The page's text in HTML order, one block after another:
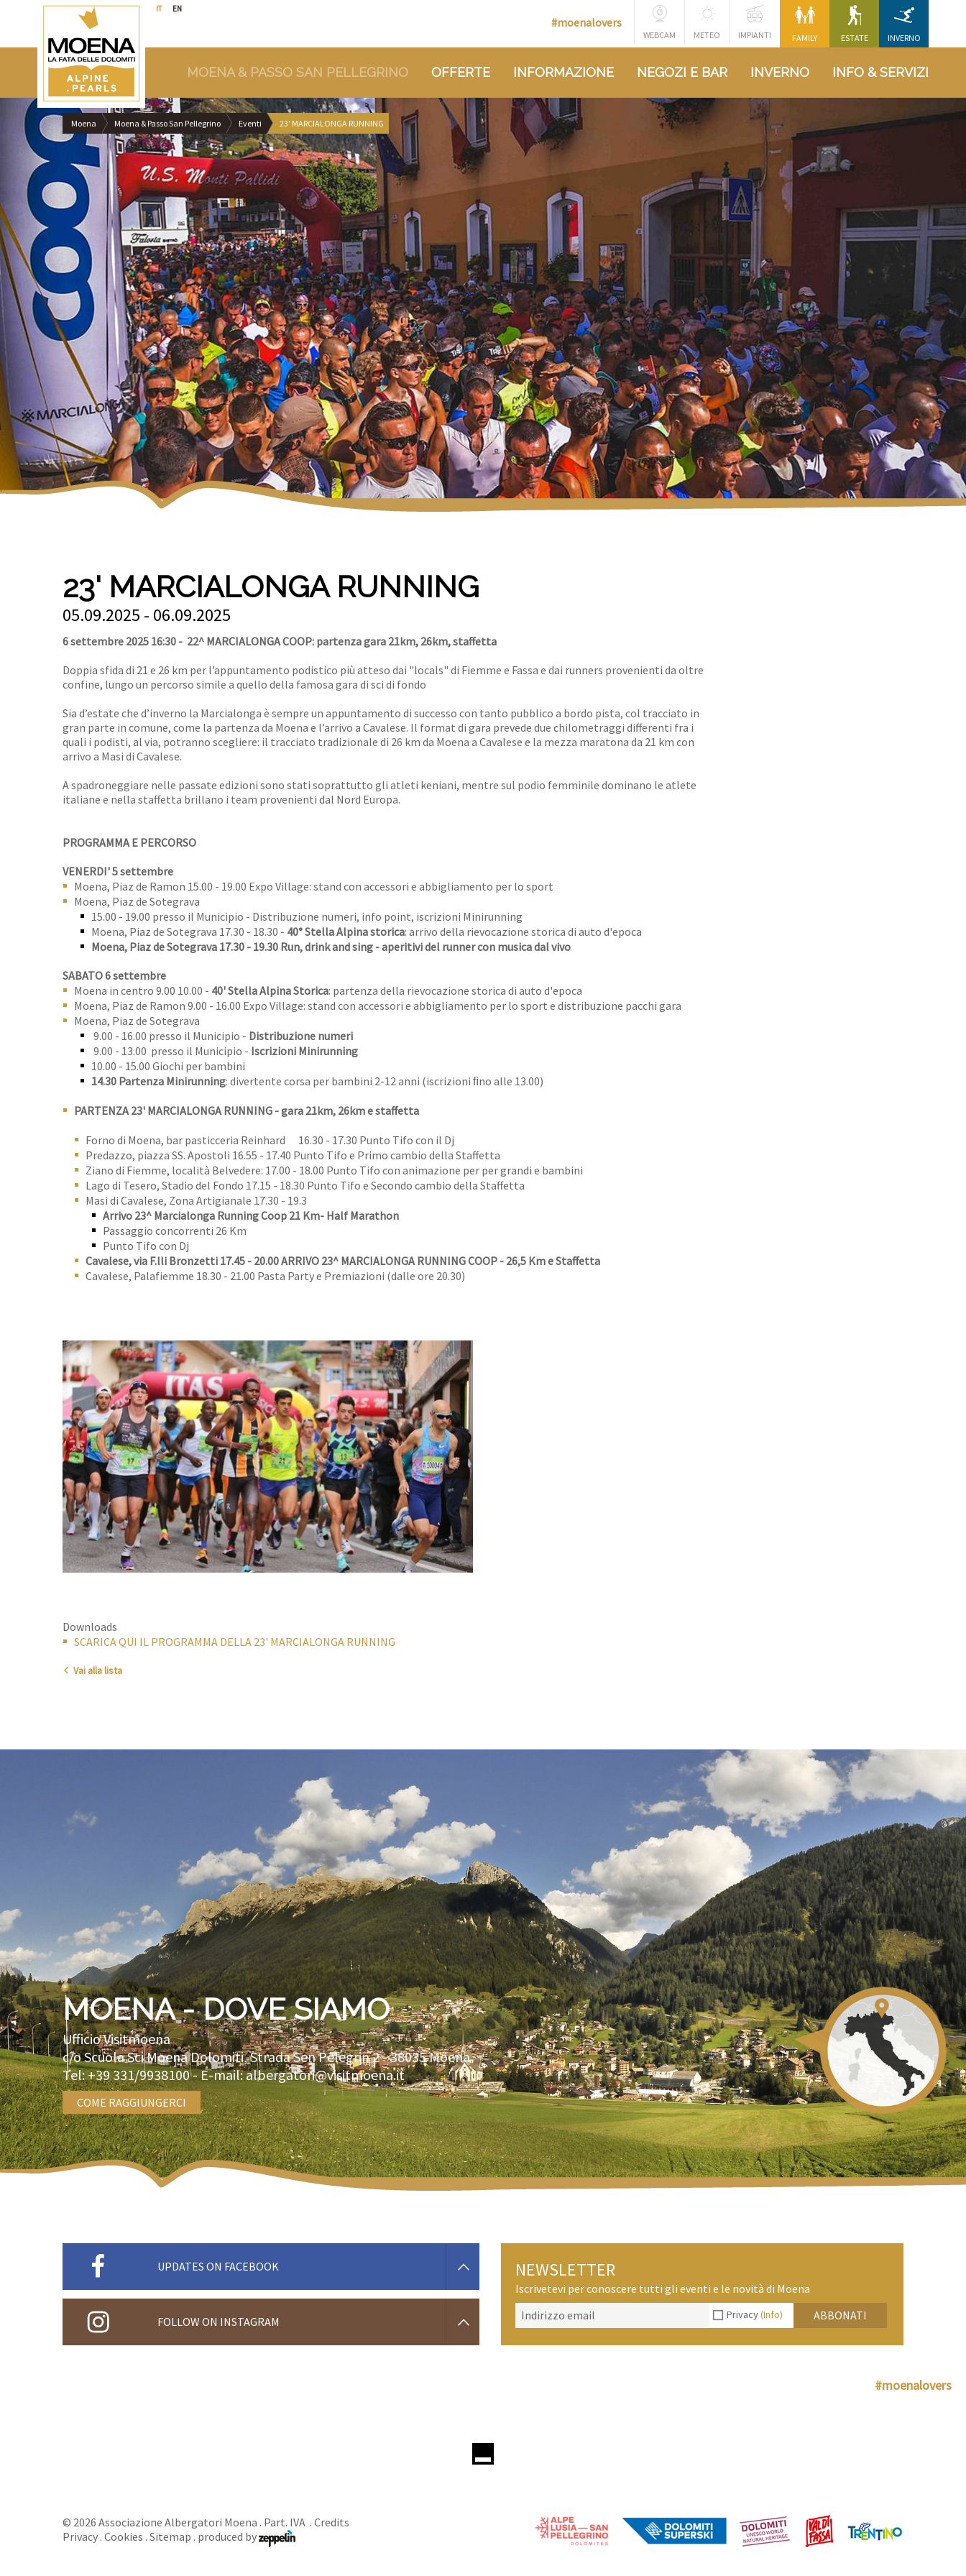
IT EN
FAMILY ESTATE INVERNO
WEBCAM METEO IMPIANTI
#moenalovers
MOENA & PASSO SAN PELLEGRINO OFFERTE INFORMAZIONE NEGOZI E BAR INVERNO INFO & SERVIZI
Moena Moena & Passo San Pellegrino Eventi 23' MARCIALONGA RUNNING
23' MARCIALONGA RUNNING
05.09.2025 - 06.09.2025
6 settembre 2025 16:30 - 22^ MARCIALONGA COOP: partenza gara 21km, 26km, staffetta
Doppia sfida di 21 e 26 km per l’appuntamento podistico più atteso dai "locals" di Fiemme e Fassa e dai runners provenienti da oltre
confine, lungo un percorso simile a quello della famosa gara di sci di fondo
Sia d’estate che d’inverno la Marcialonga è sempre un appuntamento di successo con tanto pubblico a bordo pista, col tracciato in
gran parte in comune, come la partenza da Moena e l’arrivo a Cavalese. Il format di gara prevede due chilometraggi differenti fra i
quali i podisti, al via, potranno scegliere: il tracciato tradizionale di 26 km da Moena a Cavalese e la mezza maratona da 21 km con
arrivo a Masi di Cavalese.
A spadroneggiare nelle passate edizioni sono stati soprattutto gli atleti keniani, mentre sul podio femminile dominano le atlete
italiane e nella staffetta brillano i team provenienti dal Nord Europa.
PROGRAMMA E PERCORSO
VENERDI' 5 settembre
Moena, Piaz de Ramon 15.00 - 19.00 Expo Village: stand con accessori e abbigliamento per lo sport
Moena, Piaz de Sotegrava
15.00 - 19.00 presso il Municipio - Distribuzione numeri, info point, iscrizioni Minirunning
Moena, Piaz de Sotegrava 17.30 - 18.30 - 40° Stella Alpina storica: arrivo della rievocazione storica di auto d'epoca
Moena, Piaz de Sotegrava 17.30 - 19.30 Run, drink and sing - aperitivi del runner con musica dal vivo
SABATO 6 settembre
Moena in centro 9.00 10.00 - 40' Stella Alpina Storica: partenza della rievocazione storica di auto d'epoca
Moena, Piaz de Ramon 9.00 - 16.00 Expo Village: stand con accessori e abbigliamento per lo sport e distribuzione pacchi gara
Moena, Piaz de Sotegrava
9.00 - 16.00 presso il Municipio - Distribuzione numeri
9.00 - 13.00 presso il Municipio - Iscrizioni Minirunning
10.00 - 15.00 Giochi per bambini
14.30 Partenza Minirunning: divertente corsa per bambini 2-12 anni (iscrizioni ﬁno alle 13.00)
PARTENZA 23' MARCIALONGA RUNNING - gara 21km, 26km e staffetta
Forno di Moena, bar pasticceria Reinhard 16.30 - 17.30 Punto Tifo con il Dj
Predazzo, piazza SS. Apostoli 16.55 - 17.40 Punto Tifo e Primo cambio della Staffetta
Ziano di Fiemme, località Belvedere: 17.00 - 18.00 Punto Tifo con animazione per per grandi e bambini
Lago di Tesero, Stadio del Fondo 17.15 - 18.30 Punto Tifo e Secondo cambio della Staffetta
Masi di Cavalese, Zona Artigianale 17.30 - 19.3
Arrivo 23^ Marcialonga Running Coop 21 Km- Half Marathon
Passaggio concorrenti 26 Km
Punto Tifo con Dj
Cavalese, via F.lli Bronzetti 17.45 - 20.00 ARRIVO 23^ MARCIALONGA RUNNING COOP - 26,5 Km e Staffetta
Cavalese, Palafiemme 18.30 - 21.00 Pasta Party e Premiazioni (dalle ore 20.30)
Downloads
SCARICA QUI IL PROGRAMMA DELLA 23' MARCIALONGA RUNNING
Vai alla lista
MOENA - DOVE SIAMO
Ufficio Visitmoena
c/o Scuola Sci Moena Dolomiti, Strada Sen Pelegrin 2 -38035Moena
Tel:+39 331/9938100- E-mail:albergatori@visitmoena.it
COME RAGGIUNGERCI
UPDATES ON FACEBOOK
FOLLOW ON INSTAGRAM
NEWSLETTER
Iscrivetevi per conoscere tutti gli eventi e le novità di Moena
Privacy(Info) ABBONATI
#moenalovers
© 2026 Associazione Albergatori Moena . Part. IVA . Credits
Privacy . Cookies . Sitemap . produced by